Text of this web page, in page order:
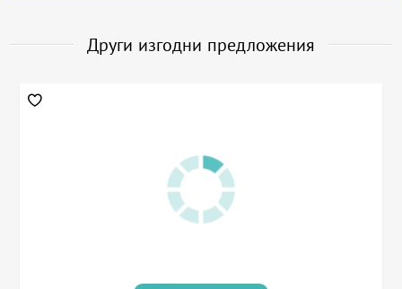
Други изгодни предложения